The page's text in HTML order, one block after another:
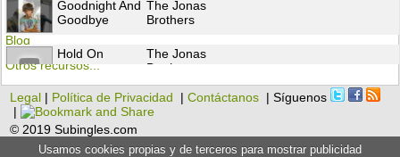
Goodnight And
Goodbye
The Jonas
Brothers
Hold On
The Jonas
Brothers
I Wanna Be
Like You
The Jonas
Brothers
Inseparable The Jonas
Gramática
Blog
Otros recursos...
Legal | Política de Privacidad |Contáctanos | Síguenos
|
© 2019 Subingles.com
Usamos cookies propias y de terceros para mostrar publicidad